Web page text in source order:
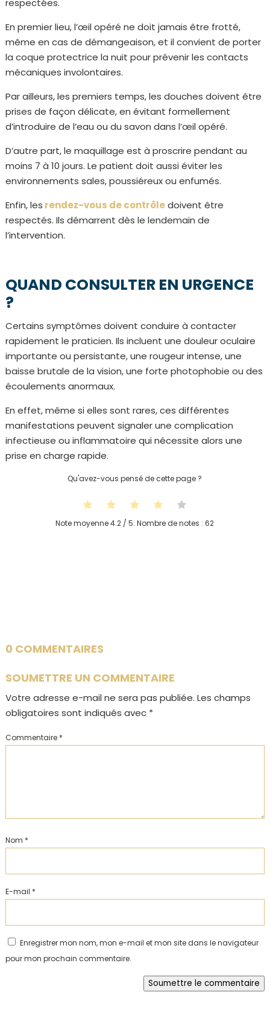
respectées.
En premier lieu, l’œil opéré ne doit jamais être frotté,
même en cas de démangeaison, et il convient de porter
la coque protectrice la nuit pour prévenir les contacts
mécaniques involontaires.
Par ailleurs, les premiers temps, les douches doivent être
prises de façon délicate, en évitant formellement
d’introduire de l’eau ou du savon dans l’œil opéré.
D’autre part, le maquillage est à proscrire pendant au
moins 7 à 10 jours. Le patient doit aussi éviter les
environnements sales, poussiéreux ou enfumés.
Enfin, les rendez-vous de contrôledoivent être
respectés. Ils démarrent dès le lendemain de
l’intervention.
QUAND CONSULTER EN URGENCE
?
Certains symptômes doivent conduire à contacter
rapidement le praticien. Ils incluent une douleur oculaire
importante ou persistante, une rougeur intense, une
baisse brutale de la vision, une forte photophobie ou des
écoulements anormaux.
En effet, même si elles sont rares, ces différentes
manifestations peuvent signaler une complication
infectieuse ou inflammatoire qui nécessite alors une
prise en charge rapide.
Qu'avez-vous pensé de cette page ?
Note moyenne4.2 / 5. Nombre de notes :62
0 COMMENTAIRES
SOUMETTRE UN COMMENTAIRE
Votre adresse e-mail ne sera pas publiée. Les champs
obligatoires sont indiqués avec *
Commentaire *
Nom *
E-mail *
Enregistrer mon nom, mon e-mail et mon site dans le navigateur
pour mon prochain commentaire.
Soumettre le commentaire